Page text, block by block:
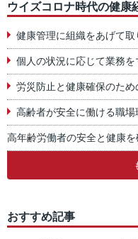
ウイズコロナ時代の健康
健康管理に組織をあげて取
個人の状況に応じて業務を
労災防止と健康確保のため
高齢者が安全に働ける職場
高年齢労働者の安全と健康を
おすすめ記事